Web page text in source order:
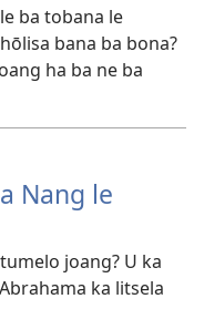
ba tobana le
bana ba bona?
ha ba ne ba
Nang le
joang? U ka
ka litsela